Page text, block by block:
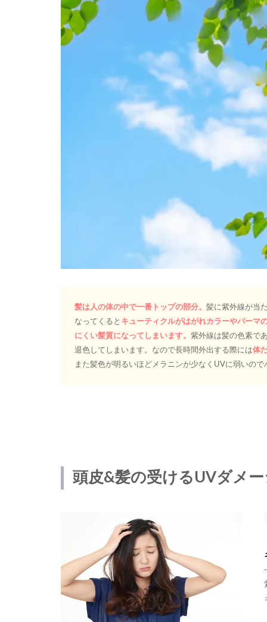
髪は人の体の中で一番トップの部分。 髪に紫外線が当
なってくると キューティクルがはがれカラーやパーマ
にくい髪質になってしまいます。 紫外線は髪の色素で
退色してしまいます。なので長時間外出する際には体
また髪色が明るいほどメラニンが少なくUVに弱いの
頭皮&髪の受けるUVダメ